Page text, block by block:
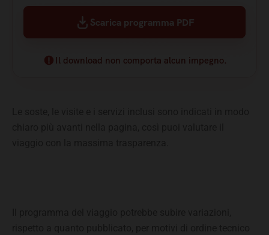
Scarica programma PDF
Il download non comporta alcun impegno.